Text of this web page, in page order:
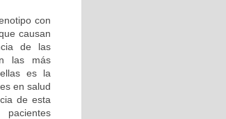
con
causan
de las
las más
es la
en salud
de esta